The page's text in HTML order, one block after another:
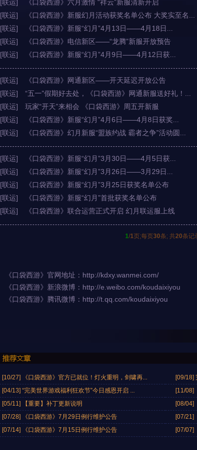
[联运]
《口袋西游》六月激情 “祥云”新服清新开启
[联运]
《口袋西游》新服幻月活动获奖名单公布 大奖实至名...
[联运]
《口袋西游》新服“幻月”4月13日——4月18日...
[联运]
《口袋西游》电信新区——“龙腾”新服开放预告
[联运] 《口袋西游》新服“幻月”4月9日——4月12日获...
[联运]
《口袋西游》网通新区——开天延迟开放公告
[联运] “五一”假期好去处，《口袋西游》网通新服送好礼！...
[联运] 玩家“开天”来相会 《口袋西游》周五开新服
[联运]
《口袋西游》新服“幻月”4月6日——4月8日获奖...
[联运] 《口袋西游》幻月新服“盟族约战 霸者之争”活动圆...
[联运]
《口袋西游》新服“幻月”3月30日——4月5日获...
[联运]
《口袋西游》新服“幻月”3月26日——3月29日...
[联运]
《口袋西游》新服“幻月”3月25日获奖名单公布
[联运]
《口袋西游》新服“幻月”首批获奖名单公布
[联运] 《口袋西游》联合运营正式开启 幻月联运服上线
1/1页;每页30条; 共20条记
《口袋西游》官网地址： http://kdxy.wanmei.com/
《口袋西游》新浪微博： http://e.weibo.com/koudaixiyou
《口袋西游》腾讯微博： http://t.qq.com/koudaixiyou
[10/27] 《口袋西游》官方已就位！灯火重明，剑啸再... [09/18]
[04/13] “完美世界游戏福利狂欢节”今日感恩开启 ... [11/08]
[05/11]
【重要】补丁更新说明 [08/04]
[07/28]
《口袋西游》7月29日例行维护公告 [07/21]
[07/14]
《口袋西游》7月15日例行维护公告 [07/07]